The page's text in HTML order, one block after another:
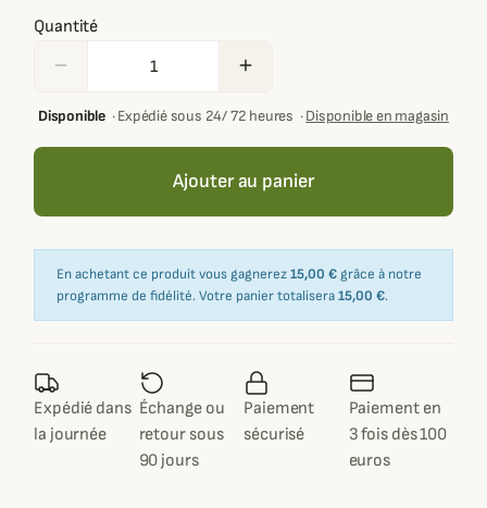
Quantité
remove add
Disponible·Expédié sous 24/ 72 heures ·Disponible en magasin
Ajouter au panier
En achetant ce produit vous gagnerez15,00 € grâce à notre
programme de fidélité. Votre panier totalisera15,00 €.
Expédié dans
la journée
Échange ou
retour sous
90 jours
Paiement
sécurisé
Paiement en
3 fois dès 100
euros